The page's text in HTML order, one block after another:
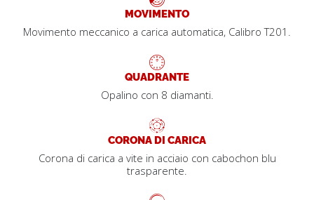
MOVIMENTO
Movimento meccanico a carica automatica, Calibro T201.
QUADRANTE
Opalino con 8 diamanti.
CORONA DI CARICA
Corona di carica a vite in acciaio con cabochon blu
trasparente.